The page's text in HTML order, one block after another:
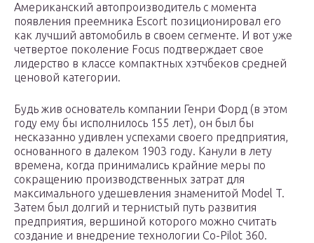
Американский автопроизводитель с момента
появления преемника Escort позиционировал его
как лучший автомобиль в своем сегменте. И вот уже
четвертое поколение Focus подтверждает свое
лидерство в классе компактных хэтчбеков средней
ценовой категории.
Будь жив основатель компании Генри Форд (в этом
году ему бы исполнилось 155 лет), он был бы
несказанно удивлен успехами своего предприятия,
основанного в далеком 1903 году. Канули в лету
времена, когда принимались крайние меры по
сокращению производственных затрат для
максимального удешевления знаменитой Model T.
Затем был долгий и тернистый путь развития
предприятия, вершиной которого можно считать
создание и внедрение технологии Co-Pilot 360.